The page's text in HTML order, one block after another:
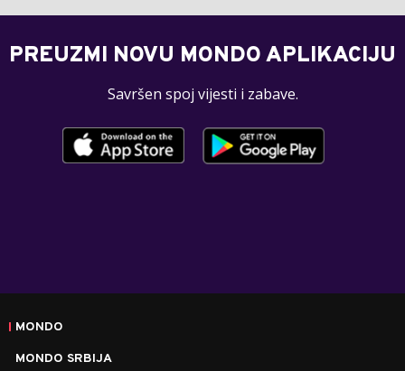
PREUZMI NOVU MONDO APLIKACIJU
Savršen spoj vijesti i zabave.
MONDO
MONDO SRBIJA